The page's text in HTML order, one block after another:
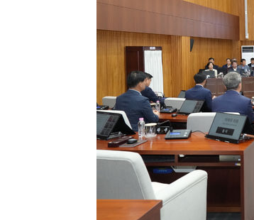
태풍 돌핀, 중 저장성 타이저우시 해안에
AT마드리드 데뷔 앞둔 이강인, 맨시티전
[속보]與 강원·TK 당원투표 합산 김민
與 강원·TK 당원투표 합산 김민석
[속보]與전대 권리당원투표…강원·경북
[속보]與 당대표 경선, 경북 권리당원 투
[속보]與 당대표 경선, 대구 권리당원 투
[속보]與 당대표 경선, 강원 권리당원 투
"일본축구협회, 대한축구협회 성 접대 의
[속보]장은수, KLPGA 제주삼다수 역전
"얼마나 더웠으면"…안동 물길공원서 헤